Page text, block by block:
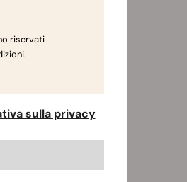
riservati
sulla privacy